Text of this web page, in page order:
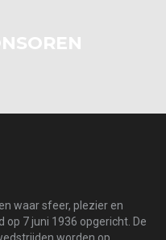
waar sfeer, plezier en
op 7 juni 1936 opgericht. De